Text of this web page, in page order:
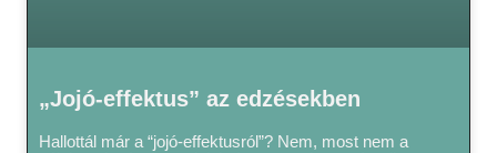
„Jojó-effektus” az edzésekben
Hallottál már a “jojó-effektusról”? Nem, most nem a